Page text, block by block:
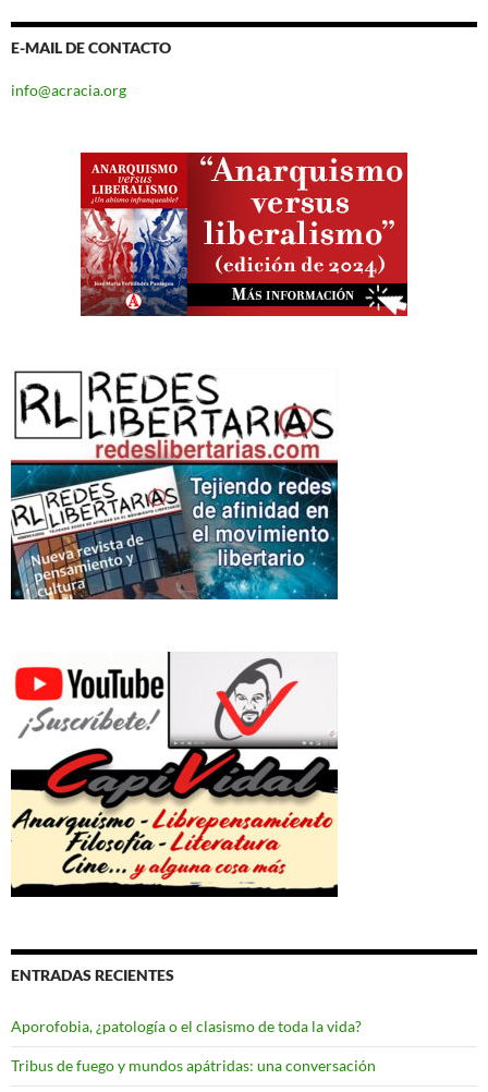
E-MAIL DE CONTACTO
info@acracia.org
ENTRADAS RECIENTES
Aporofobia, ¿patología o el clasismo de toda la vida?
Tribus de fuego y mundos apátridas: una conversación